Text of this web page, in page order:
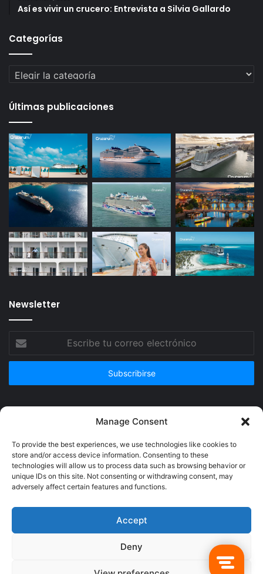
Manage Consent
To provide the best experiences, we use technologies like cookies to
store and/or access device information. Consenting to these
technologies will allow us to process data such as browsing behavior or
unique IDs on this site. Not consenting or withdrawing consent, may
adversely affect certain features and functions.
Accept
Deny
Así es vivir un crucero: Entrevista a Silvia Gallardo
Categorías
Categorías
Últimas publicaciones
Newsletter
correo
© Copyright 2026, Todos los derechos reservados @Crucerum |